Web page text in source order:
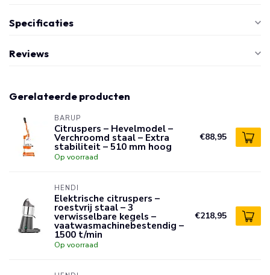
Specificaties
Reviews
Gerelateerde producten
BARUP
Citruspers – Hevelmodel –
Verchroomd staal – Extra
stabiliteit – 510 mm hoog
Op voorraad
€88,95
HENDI
Elektrische citruspers –
roestvrij staal – 3
verwisselbare kegels –
vaatwasmachinebestendig –
1500 t/min
Op voorraad
€218,95